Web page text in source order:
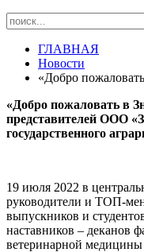
ГЛАВНАЯ
Новости
«Добро
«Добро пожаловать в
представителей ООО
государственного
19 июля 2022 в
руководители и ТОП-
выпускников и
наставников – деканов
ветеринарной